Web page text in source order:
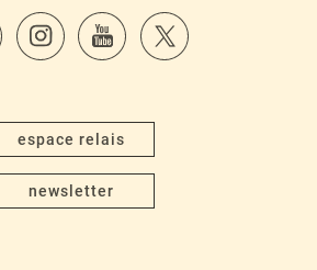
espace relais
newsletter